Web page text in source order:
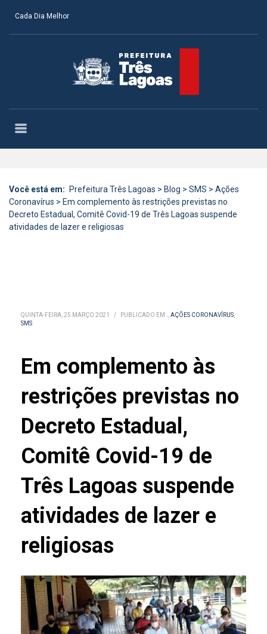
Cada Dia Melhor
Você está em: Prefeitura Três Lagoas > Blog > SMS > Ações
Coronavírus > Em complemento às restrições previstas no
Decreto Estadual, Comitê Covid-19 de Três Lagoas suspende
atividades de lazer e religiosas
QUINTA-FEIRA, 25 MARÇO 2021 / PUBLICADO EM .,AÇÕES CORONAVÍRUS,
SMS
Em complemento às
restrições previstas no
Decreto Estadual,
Comitê Covid-19 de
Três Lagoas suspende
atividades de lazer e
religiosas